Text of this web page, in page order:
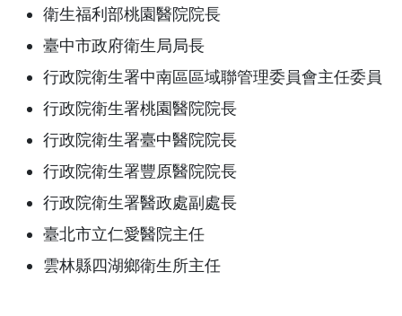
衛生福利部桃園醫院院長
臺中市政府衛生局局長
行政院衛生署中南區區域聯管理委員會主任委員
行政院衛生署桃園醫院院長
行政院衛生署臺中醫院院長
行政院衛生署豐原醫院院長
行政院衛生署醫政處副處長
臺北市立仁愛醫院主任
雲林縣四湖鄉衛生所主任